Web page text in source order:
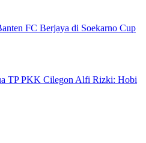
FC Berjaya di Soekarno Cup
TP PKK Cilegon Alfi Rizki: Hobi